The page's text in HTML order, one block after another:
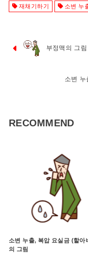
재채기하기 소변 누
부정맥의 그림
소변 누
RECOMMEND
소변 누출, 복압 요실금 (할아
의 그림